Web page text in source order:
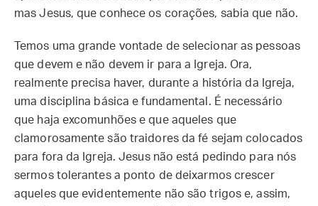
mas Jesus, que conhece os corações, sabia que não.
Temos uma grande vontade de selecionar as pessoas
que devem e não devem ir para a Igreja. Ora,
realmente precisa haver, durante a história da Igreja,
uma disciplina básica e fundamental. É necessário
que haja excomunhões e que aqueles que
clamorosamente são traidores da fé sejam colocados
para fora da Igreja. Jesus não está pedindo para nós
sermos tolerantes a ponto de deixarmos crescer
aqueles que evidentemente não são trigos e, assim,